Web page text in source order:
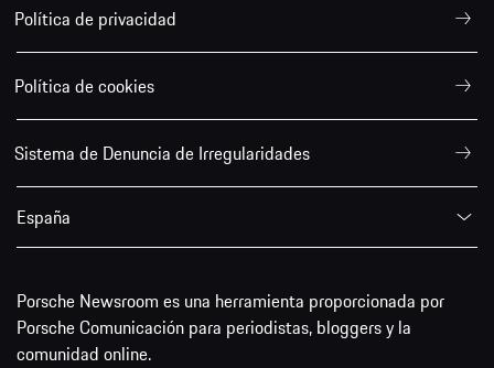
Política de privacidad
Política de cookies
Sistema de Denuncia de Irregularidades
España
Porsche Newsroom es una herramienta proporcionada por
Porsche Comunicación para periodistas, bloggers y la
comunidad online.